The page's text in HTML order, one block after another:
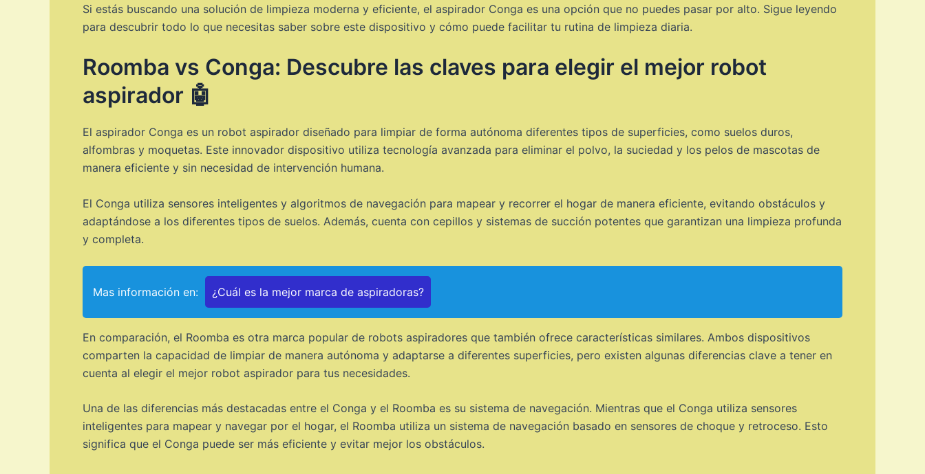
Si estás buscando una solución de limpieza moderna y eficiente, el aspirador Conga es una opción que no puedes pasar por alto. Sigue leyendo
para descubrir todo lo que necesitas saber sobre este dispositivo y cómo puede facilitar tu rutina de limpieza diaria.
Roomba vs Conga: Descubre las claves para elegir el mejor robot
aspirador 🤖
El aspirador Conga es un robot aspirador diseñado para limpiar de forma autónoma diferentes tipos de superficies, como suelos duros,
alfombras y moquetas. Este innovador dispositivo utiliza tecnología avanzada para eliminar el polvo, la suciedad y los pelos de mascotas de
manera eficiente y sin necesidad de intervención humana.
El Conga utiliza sensores inteligentes y algoritmos de navegación para mapear y recorrer el hogar de manera eficiente, evitando obstáculos y
adaptándose a los diferentes tipos de suelos. Además, cuenta con cepillos y sistemas de succión potentes que garantizan una limpieza profunda
y completa.
Mas información en: ¿Cuál es la mejor marca de aspiradoras?
En comparación, el Roomba es otra marca popular de robots aspiradores que también ofrece características similares. Ambos dispositivos
comparten la capacidad de limpiar de manera autónoma y adaptarse a diferentes superficies, pero existen algunas diferencias clave a tener en
cuenta al elegir el mejor robot aspirador para tus necesidades.
Una de las diferencias más destacadas entre el Conga y el Roomba es su sistema de navegación. Mientras que el Conga utiliza sensores
inteligentes para mapear y navegar por el hogar, el Roomba utiliza un sistema de navegación basado en sensores de choque y retroceso. Esto
significa que el Conga puede ser más eficiente y evitar mejor los obstáculos.